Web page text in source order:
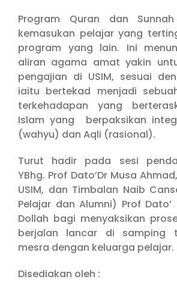
Program Quran dan
kemasukan pelajar yang
program yang lain. Ini
aliran agama amat yakin
pengajian di USIM, sesuai
iaitu bertekad menjadi
terkehadapan yang
Islam yang berpaksikan
(wahyu) dan Aqli (rasional).
Turut hadir pada sesi
YBhg. Prof Dato’Dr Musa
USIM, dan Timbalan Naib
Pelajar dan Alumni) Prof Dato’
Dollah bagi menyaksikan
berjalan lancar di samping
mesra dengan keluarga pelajar.
Disediakan oleh :